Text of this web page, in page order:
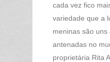
cada vez fico
variedade que a
meninas são
antenadas no
proprietária Rita